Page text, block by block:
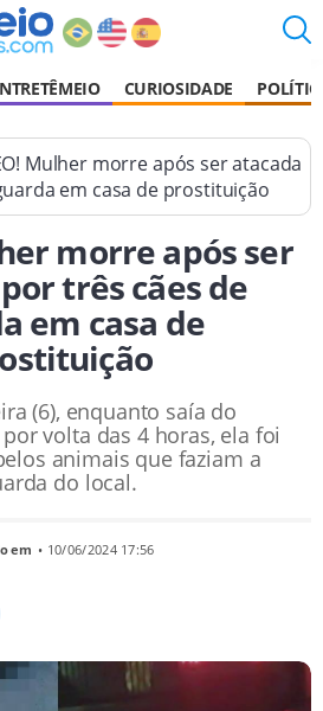
CURIOSIDADE
Mulher morre após ser atacada
em casa de prostituição
morre após ser
três cães de
em casa de
(6), enquanto saía do
volta das 4 horas, ela foi
animais que faziam a
do local.
em • 10/06/2024 17:56